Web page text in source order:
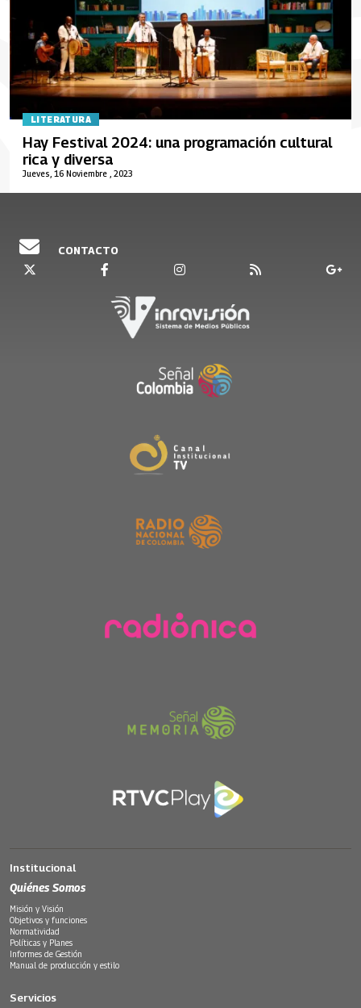
LITERATURA
Jueves, 16 Noviembre , 2023
Hay Festival 2024: una programación cultural
rica y diversa
CONTACTO
Institucional
Quiénes Somos
Misión y Visión
Objetivos y funciones
Normatividad
Políticas y Planes
Informes de Gestión
Manual de producción y estilo
Servicios